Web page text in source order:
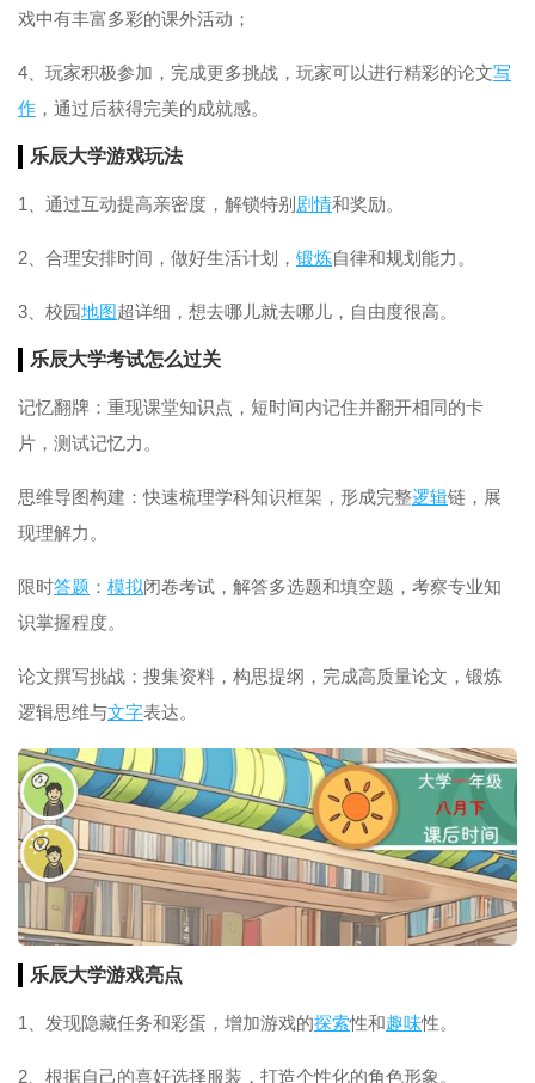
戏中有丰富多彩的课外活动；
4、玩家积极参加，完成更多挑战，玩家可以进行精彩的论文写
作 ，通过后获得完美的成就感。
乐辰大学游戏玩法
1、通过互动提高亲密度，解锁特别 剧情和奖励。
2、合理安排时间，做好生活计划， 锻炼自律和规划能力。
3、校园地图超详细，想去哪儿就去哪儿，自由度很高。
乐辰大学考试怎么过关
记忆翻牌：重现课堂知识点，短时间内记住并翻开相同的卡
片，测试记忆力。
思维导图构建：快速梳理学科知识框架，形成完整逻辑链，展
现理解力。
限时答题 ： 模拟闭卷考试，解答多选题和填空题，考察专业知
识掌握程度。
论文撰写挑战：搜集资料，构思提纲，完成高质量论文，锻炼
逻辑思维与文字表达。
乐辰大学游戏亮点
1、发现隐藏任务和彩蛋，增加游戏的探索性和趣味性。
2、根据自己的喜好选择服装，打造个性化的角色形象。